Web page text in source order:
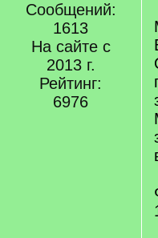
Сообщений:
1613
На сайте с
2013 г.
Рейтинг:
6976